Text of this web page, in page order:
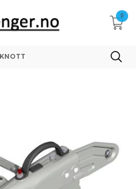
0
KNOTT